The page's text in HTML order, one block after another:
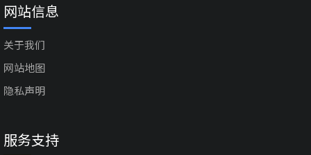
网站信息
关于我们
网站地图
隐私声明
服务支持